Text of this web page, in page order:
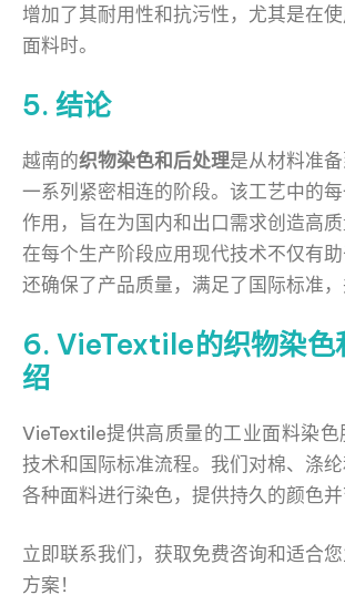
增加了其耐用性和抗污性，尤其是在
面料时。
5. 结论
越南的织物染色和后处理是从材料准
一系列紧密相连的阶段。该工艺中的
作用，旨在为国内和出口需求创造高质
在每个生产阶段应用现代技术不仅有助
还确保了产品质量，满足了国际标准，
6. VieTextile的织物染色
绍
VieTextile提供高质量的工业面料染
技术和国际标准流程。我们对棉、涤
各种面料进行染色，提供持久的颜色并
立即联系我们，获取免费咨询和适合
方案！